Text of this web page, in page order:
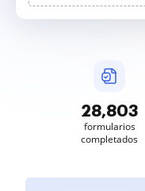
28,804
formularios
completados